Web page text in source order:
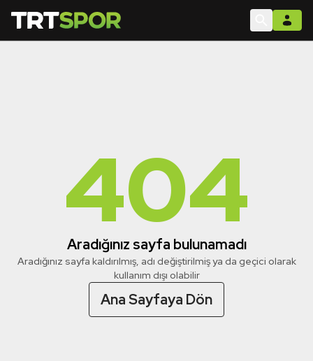
404
Aradığınız sayfa bulunamadı
Aradığınız sayfa kaldırılmış, adı değiştirilmiş ya da geçici olarak
kullanım dışı olabilir
Ana Sayfaya Dön